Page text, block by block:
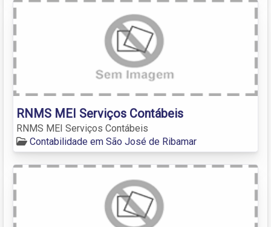
RNMS MEI Serviços Contábeis
RNMS MEI Serviços Contábeis
Contabilidade em São José de Ribamar